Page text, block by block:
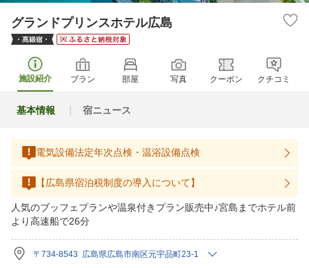
グランドプリンスホテル広島
施設紹介 プラン 部屋 写真 クーポン クチコミ
基本情報 宿ニュース
電気設備法定年次点検・温浴設備点検
【広島県宿泊税制度の導入について】
人気のブッフェプランや温泉付きプラン販売中♪宮島までホテル前
より高速船で26分
〒734-8543 広島県広島市南区元宇品町23-1